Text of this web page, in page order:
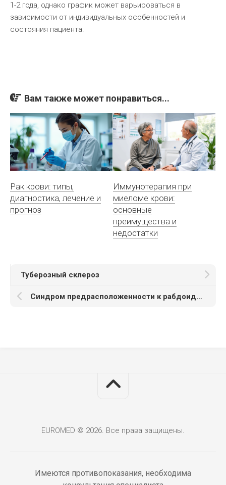
1-2 года, однако график может варьироваться в
зависимости от индивидуальных особенностей и
состояния пациента.
Вам также может понравиться...
Рак крови: типы,
диагностика, лечение и
прогноз
Иммунотерапия при
миеломе крови:
основные
преимущества и
недостатки
Туберозный склероз
Синдром предрасположенности к рабдоидным опухолям
EUROMED © 2026. Все права защищены.
Имеются противопоказания, необходима